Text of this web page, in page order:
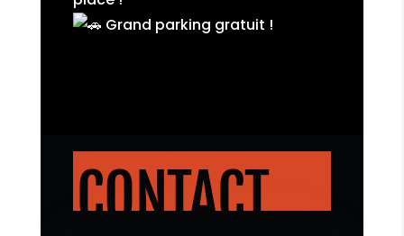
Grand parking gratuit !
CONTACT